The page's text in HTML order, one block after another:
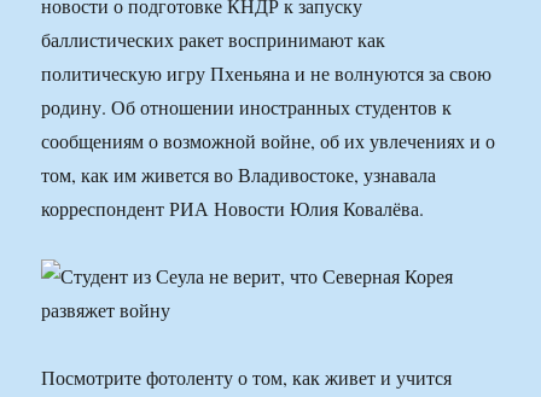
новости о подготовке КНДР к запуску
баллистических ракет воспринимают как
политическую игру Пхеньяна и не волнуются за свою
родину. Об отношении иностранных студентов к
сообщениям о возможной войне, об их увлечениях и о
том, как им живется во Владивостоке, узнавала
корреспондент РИА Новости Юлия Ковалёва.
Посмотрите фотоленту о том, как живет и учится